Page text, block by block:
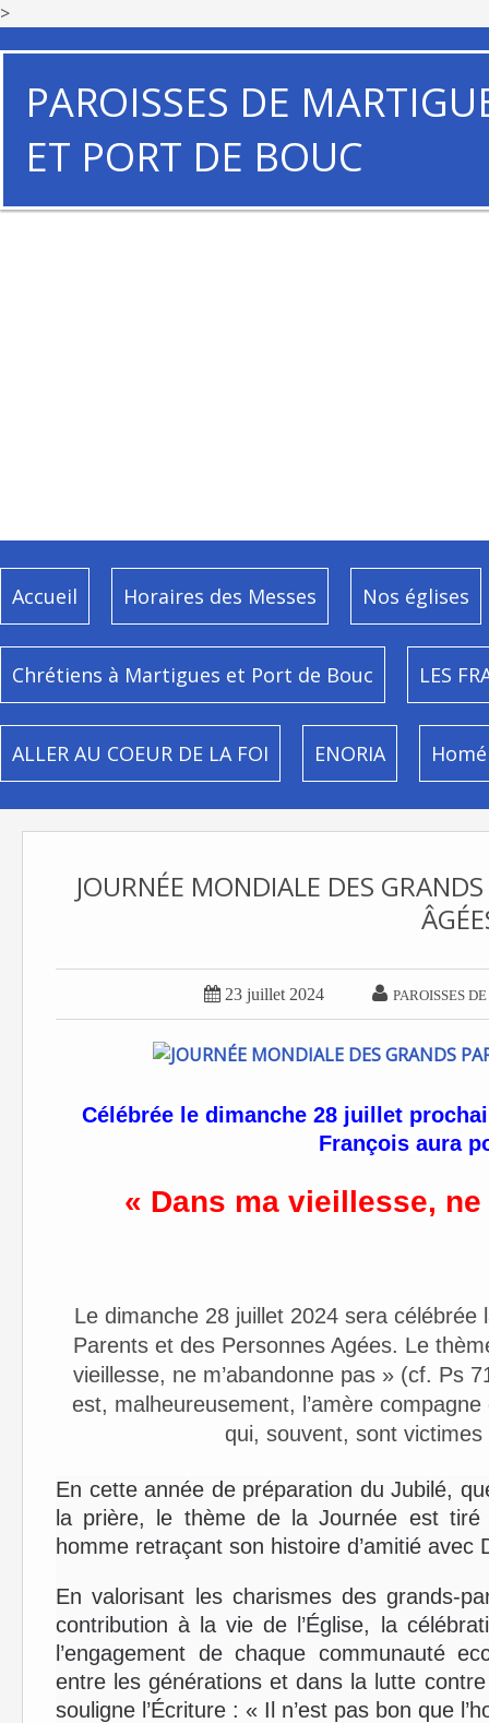
>
PAROISSES DE
ET PORT DE BOUC
Accueil Horaires des Messes Nos églises
Chrétiens à Martigues et Port de Bouc LES
ALLER AU COEUR DE LA FOI ENORIA
JOURNÉE MONDIALE DES
 23 juillet 2024  PAROISSES
Célébrée le dimanche 28 juillet
François aura
« Dans ma vieillesse, ne
Le dimanche 28 juillet 2024 sera
Parents et des Personnes Agées. Le
vieillesse, ne m’abandonne pas » (cf. Ps
est, malheureusement, l’amère
qui, souvent, sont
En cette année de préparation du Jubilé,
la prière, le thème de la Journée est tiré
homme retraçant son histoire d’amitié avec
En valorisant les charismes des grands-
contribution à la vie de l’Église, la
l’engagement de chaque communauté
entre les générations et dans la lutte
souligne l’Écriture : « Il n’est pas bon que